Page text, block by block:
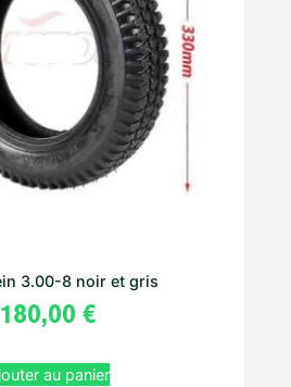
3.00-8 noir et gris
180,00 €
au panier